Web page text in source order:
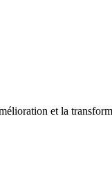
et la